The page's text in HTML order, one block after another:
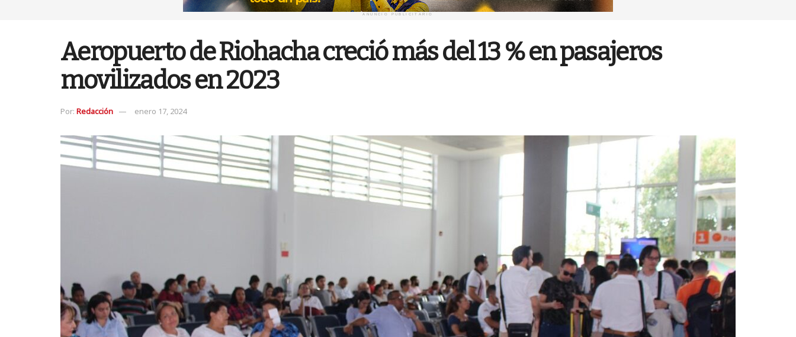
ANUNCIO PUBLICITARIO
Aeropuerto de Riohacha creció más del 13 % en pasajeros
movilizados en 2023
Por: Redacción enero 17, 2024